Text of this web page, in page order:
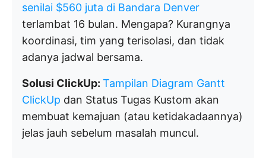
senilai $560 juta di Bandara Denver
terlambat 16 bulan. Mengapa? Kurangnya
koordinasi, tim yang terisolasi, dan tidak
adanya jadwal bersama.
Solusi ClickUp: Tampilan Diagram Gantt
ClickUp dan Status Tugas Kustom akan
membuat kemajuan (atau ketidakadaannya)
jelas jauh sebelum masalah muncul.